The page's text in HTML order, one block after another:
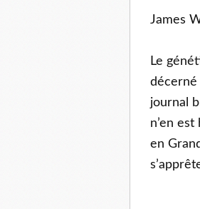
James
Le
décerné
journal
n’en
en